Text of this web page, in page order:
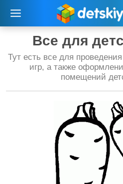
содержимомуВсе для
Тут есть все для
игр, а также
помещений